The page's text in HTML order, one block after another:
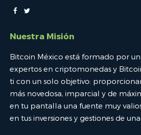
Nuestra Misión
Bitcoin México está formado por
expertos en criptomonedas y
ti con un solo objetivo:
más novedosa, imparcial y de
en tu pantalla una fuente muy
en tus inversiones y gestiones de